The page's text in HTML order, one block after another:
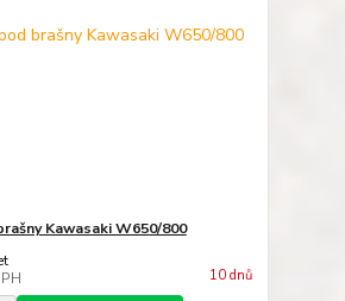
Kawasaki W650/800
10 dnů